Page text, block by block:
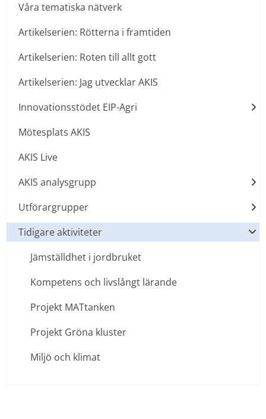
Våra tematiska nätverk
Artikelserien: Rötterna i framtiden
Artikelserien: Roten till allt gott
Artikelserien: Jag utvecklar AKIS
Innovationsstödet EIP-Agri
Mötesplats AKIS
AKIS Live
AKIS analysgrupp
Utförargrupper
Tidigare aktiviteter
Jämställdhet i jordbruket
Kompetens och livslångt lärande
Projekt MATtanken
Projekt Gröna kluster
Miljö och klimat